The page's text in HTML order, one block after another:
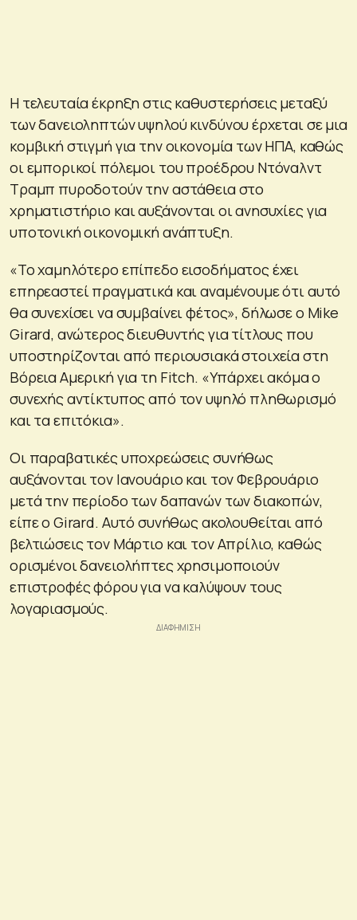
Η τελευταία έκρηξη στις καθυστερήσεις μεταξύ
των δανειοληπτών υψηλού κινδύνου έρχεται σε μια
κομβική στιγμή για την οικονομία των ΗΠΑ, καθώς
οι εμπορικοί πόλεμοι του προέδρου Ντόναλντ
Τραμπ πυροδοτούν την αστάθεια στο
χρηματιστήριο και αυξάνονται οι ανησυχίες για
υποτονική οικονομική ανάπτυξη.
«Το χαμηλότερο επίπεδο εισοδήματος έχει
επηρεαστεί πραγματικά και αναμένουμε ότι αυτό
θα συνεχίσει να συμβαίνει φέτος», δήλωσε ο Mike
Girard, ανώτερος διευθυντής για τίτλους που
υποστηρίζονται από περιουσιακά στοιχεία στη
Βόρεια Αμερική για τη Fitch. «Υπάρχει ακόμα ο
συνεχής αντίκτυπος από τον υψηλό πληθωρισμό
και τα επιτόκια».
Οι παραβατικές υποχρεώσεις συνήθως
αυξάνονται τον Ιανουάριο και τον Φεβρουάριο
μετά την περίοδο των δαπανών των διακοπών,
είπε ο Girard. Αυτό συνήθως ακολουθείται από
βελτιώσεις τον Μάρτιο και τον Απρίλιο, καθώς
ορισμένοι δανειολήπτες χρησιμοποιούν
επιστροφές φόρου για να καλύψουν τους
λογαριασμούς.